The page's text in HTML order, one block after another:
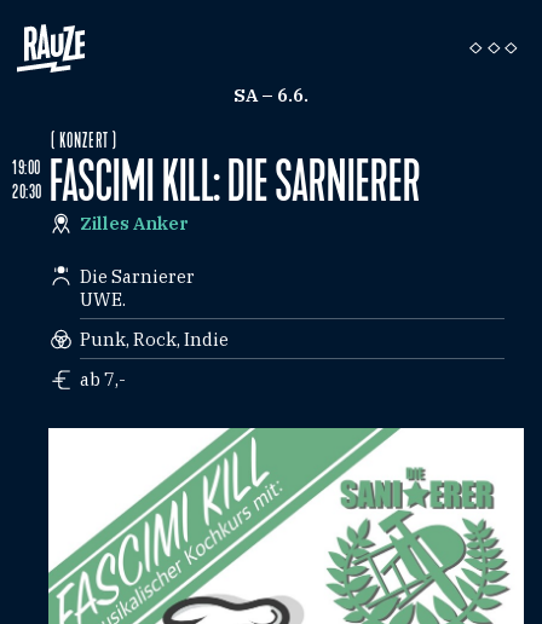
SA – 6.6.
19:00
20:30
( KONZERT )
FASCIMI KILL: DIE SARNIERER
Zilles Anker
Die Sarnierer
UWE.
Punk, Rock, Indie
ab 7,-